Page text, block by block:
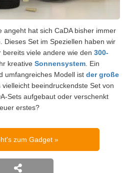
angeht hat sich CaDA bisher immer
Dieses Set im Speziellen haben wir
viele andere wie den 300-
kreative Sonnensystem . Ein
umfangreiches Modell ist der große
vielleicht beeindruckendste Set von
Sets aufgebaut oder verschenkt
erstes?
zum Gadget